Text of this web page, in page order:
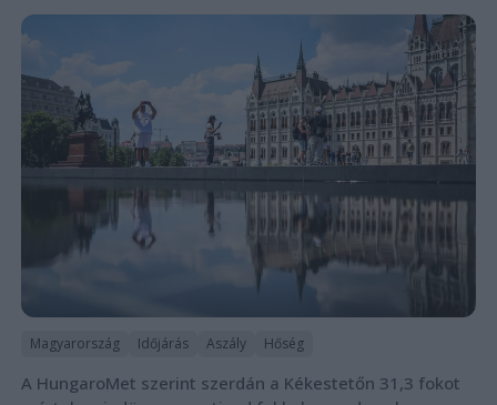
Magyarország Időjárás Aszály Hőség
A HungaroMet szerint szerdán a Kékestetőn 31,3 fokot